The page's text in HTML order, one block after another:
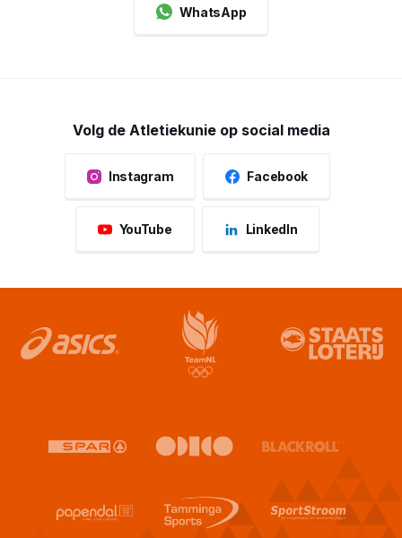
WhatsApp
Volg de Atletiekunie op social media
Instagram Facebook
YouTube LinkedIn